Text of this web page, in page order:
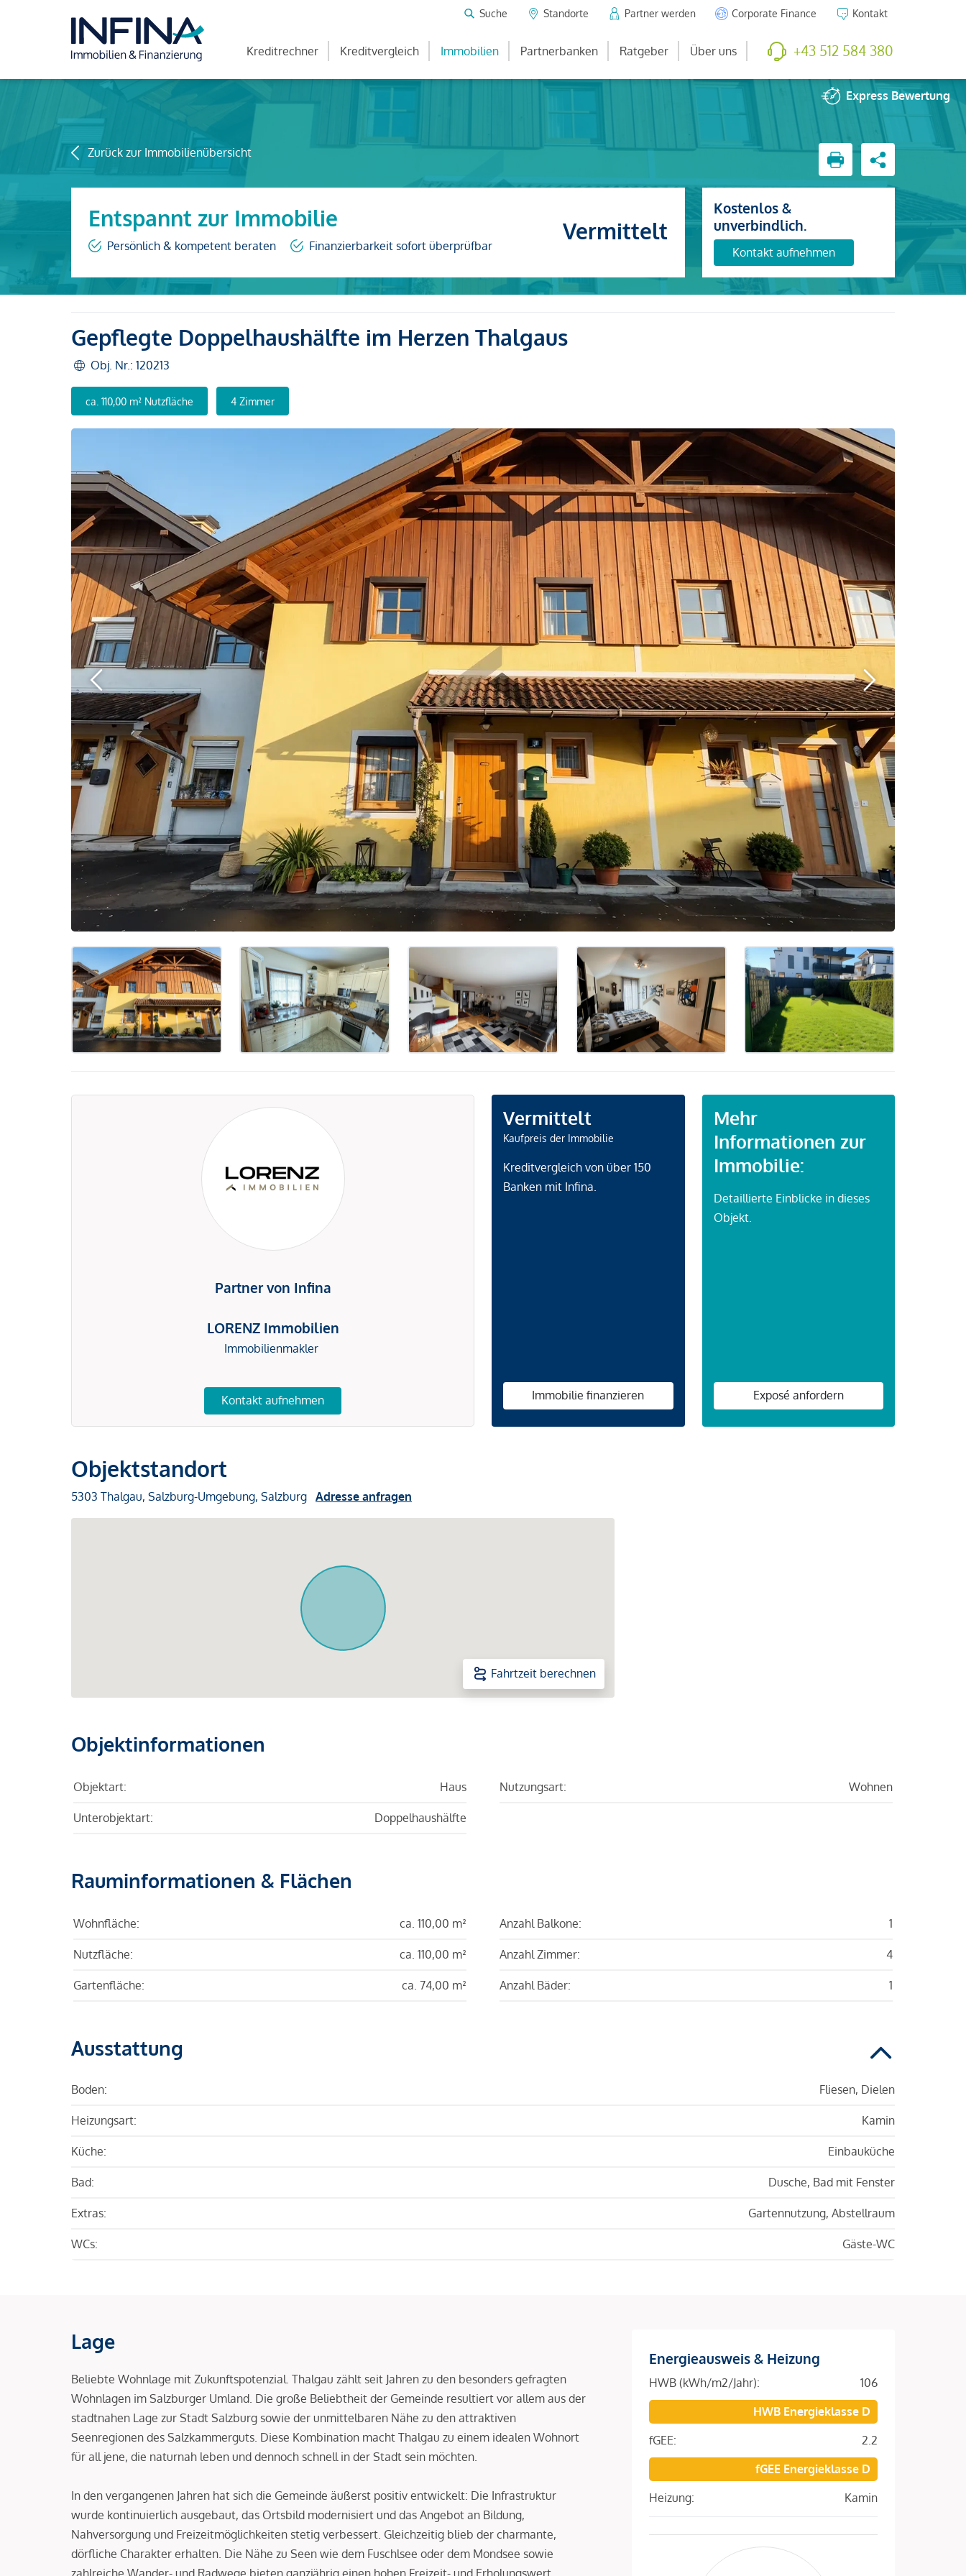
Suche Standorte Partner werden Corporate Finance Kontakt
Kreditrechner Kreditvergleich Immobilien Partnerbanken Ratgeber Über uns +43 512 584 380
Express Bewertung
Zurück zur Immobilienübersicht
Entspannt zur Immobilie
Persönlich & kompetent beraten Finanzierbarkeit sofort überprüfbar
Vermittelt
Kostenlos &
unverbindlich.
Kontakt aufnehmen
Gepflegte Doppelhaushälfte im Herzen Thalgaus
Obj. Nr.: 120213
ca. 110,00 m² Nutzfläche 4 Zimmer
Partner von Infina
LORENZ Immobilien
Immobilienmakler
Kontakt aufnehmen
Vermittelt
Kaufpreis der Immobilie
Kreditvergleich von über 150
Banken mit Infina.
Immobilie finanzieren
Mehr
Informationen zur
Immobilie:
Detaillierte Einblicke in dieses
Objekt.
Exposé anfordern
Objektstandort
5303 Thalgau, Salzburg-Umgebung, Salzburg Adresse anfragen
Fahrtzeit berechnen
Objektinformationen
Objektart: Haus
Unterobjektart: Doppelhaushälfte
Nutzungsart: Wohnen
Rauminformationen & Flächen
Wohnfläche: ca. 110,00 m²
Nutzfläche: ca. 110,00 m²
Gartenfläche: ca. 74,00 m²
Anzahl Balkone: 1
Anzahl Zimmer: 4
Anzahl Bäder: 1
Ausstattung
Boden: Fliesen, Dielen
Heizungsart: Kamin
Küche: Einbauküche
Bad: Dusche, Bad mit Fenster
Extras: Gartennutzung, Abstellraum
WCs: Gäste-WC
Lage
Beliebte Wohnlage mit Zukunftspotenzial. Thalgau zählt seit Jahren zu den besonders gefragten
Wohnlagen im Salzburger Umland. Die große Beliebtheit der Gemeinde resultiert vor allem aus der
stadtnahen Lage zur Stadt Salzburg sowie der unmittelbaren Nähe zu den attraktiven
Seenregionen des Salzkammerguts. Diese Kombination macht Thalgau zu einem idealen Wohnort
für all jene, die naturnah leben und dennoch schnell in der Stadt sein möchten.
In den vergangenen Jahren hat sich die Gemeinde äußerst positiv entwickelt: Die Infrastruktur
wurde kontinuierlich ausgebaut, das Ortsbild modernisiert und das Angebot an Bildung,
Nahversorgung und Freizeitmöglichkeiten stetig verbessert. Gleichzeitig blieb der charmante,
dörfliche Charakter erhalten. Die Nähe zu Seen wie dem Fuschlsee oder dem Mondsee sowie
zahlreiche Wander- und Radwege bieten ganzjährig einen hohen Freizeit- und Erholungswert.
Energieausweis & Heizung
HWB (kWh/m2/Jahr):
106
HWB Energieklasse D
fGEE:
2.2
fGEE Energieklasse D
Heizung:
Kamin